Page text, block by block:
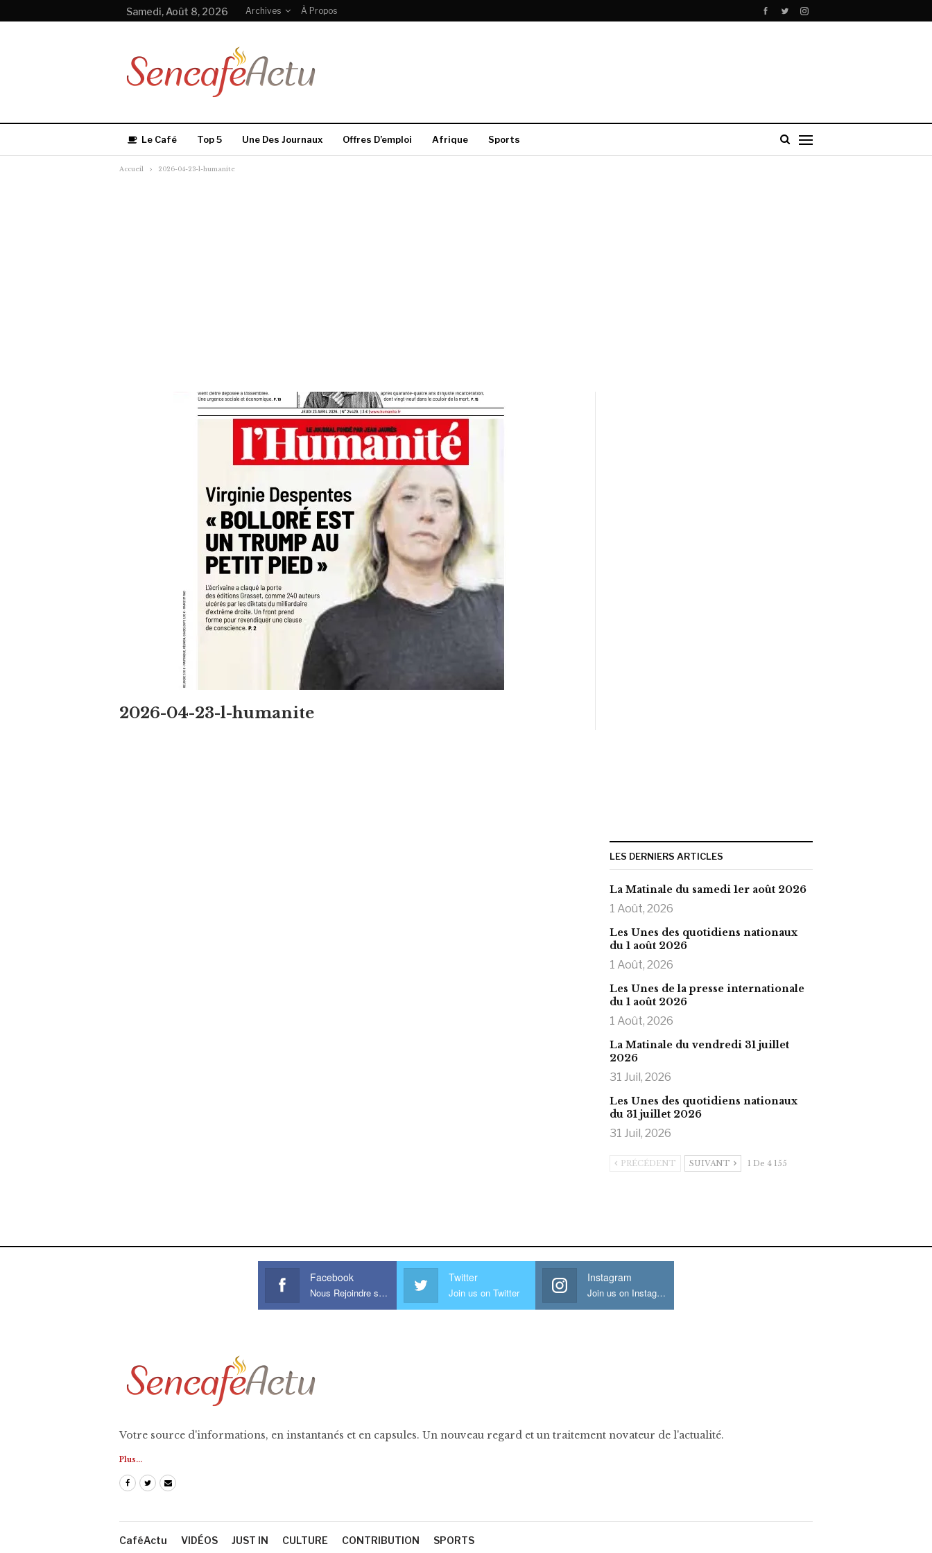
Samedi, Août 8, 2026 Archives À Propos
Le Café Top 5 Une Des Journaux Offres D’emploi Afrique Sports
Accueil 2026-04-23-l-humanite
2026-04-23-l-humanite
LES DERNIERS ARTICLES
La Matinale du samedi 1er août 2026
1 Août, 2026
Les Unes des quotidiens nationaux
du 1 août 2026
1 Août, 2026
Les Unes de la presse internationale
du 1 août 2026
1 Août, 2026
La Matinale du vendredi 31 juillet
2026
31 Juil, 2026
Les Unes des quotidiens nationaux
du 31 juillet 2026
31 Juil, 2026
PRÉCÉDENT SUIVANT 1 De 4 155
Facebook
Nous Rejoindre sur Facebook
Twitter
Join us on Twitter
Instagram
Join us on Instagram
Votre source d'informations, en instantanés et en capsules. Un nouveau regard et un traitement novateur de l'actualité.
Plus...
CaféActu VIDÉOS JUST IN CULTURE CONTRIBUTION SPORTS